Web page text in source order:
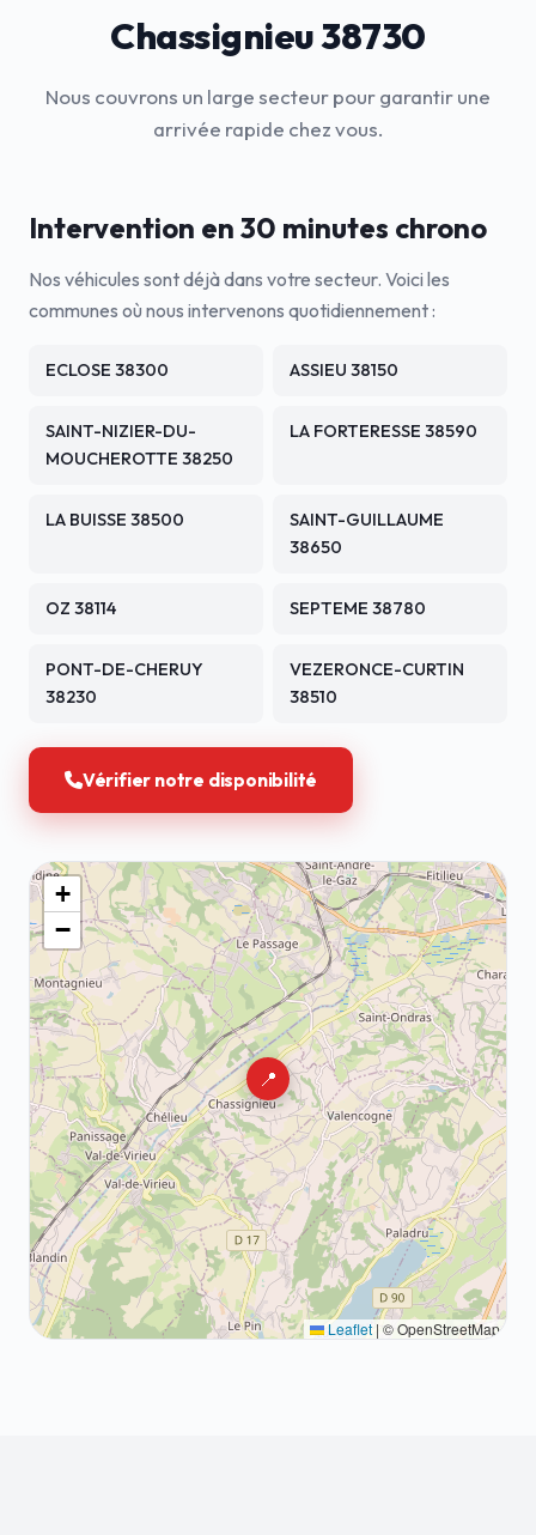
Chassignieu 38730
Nous couvrons un large secteur pour garantir une
arrivée rapide chez vous.
Intervention en 30 minutes chrono
Nos véhicules sont déjà dans votre secteur. Voici les
communes où nous intervenons quotidiennement :
ECLOSE 38300 ASSIEU 38150
SAINT-NIZIER-DU-
MOUCHEROTTE 38250
LA FORTERESSE 38590
LA BUISSE 38500
SAINT-GUILLAUME
38650
OZ 38114 SEPTEME 38780
PONT-DE-CHERUY
38230
VEZERONCE-CURTIN
38510
Vérifier notre disponibilité
📍
+
−
Leaflet | © OpenStreetMap